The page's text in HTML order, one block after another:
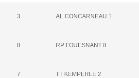
3 AL CONCARNEAU 1
8 RP FOUESNANT 8
7 TT KEMPERLE 2